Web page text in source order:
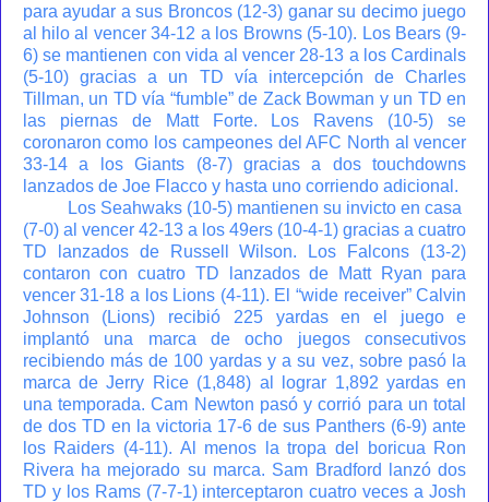
para ayudar a sus Broncos (12-3) ganar su decimo juego
al hilo al vencer 34-12 a los Browns (5-10). Los Bears (9-
6) se mantienen con vida al vencer 28-13 a los Cardinals
(5-10) gracias a un TD vía intercepción de Charles
Tillman, un TD vía “fumble” de Zack Bowman y un TD en
las piernas de Matt Forte. Los Ravens (10-5) se
coronaron como los campeones del AFC North al vencer
33-14 a los Giants (8-7) gracias a dos touchdowns
lanzados de Joe Flacco y hasta uno corriendo adicional.
Los Seahwaks (10-5) mantienen su invicto en casa
(7-0) al vencer 42-13 a los 49ers (10-4-1) gracias a cuatro
TD lanzados de Russell Wilson. Los Falcons (13-2)
contaron con cuatro TD lanzados de Matt Ryan para
vencer 31-18 a los Lions (4-11). El “wide receiver” Calvin
Johnson (Lions) recibió 225 yardas en el juego e
implantó una marca de ocho juegos consecutivos
recibiendo más de 100 yardas y a su vez, sobre pasó la
marca de Jerry Rice (1,848) al lograr 1,892 yardas en
una temporada. Cam Newton pasó y corrió para un total
de dos TD en la victoria 17-6 de sus Panthers (6-9) ante
los Raiders (4-11). Al menos la tropa del boricua Ron
Rivera ha mejorado su marca. Sam Bradford lanzó dos
TD y los Rams (7-7-1) interceptaron cuatro veces a Josh